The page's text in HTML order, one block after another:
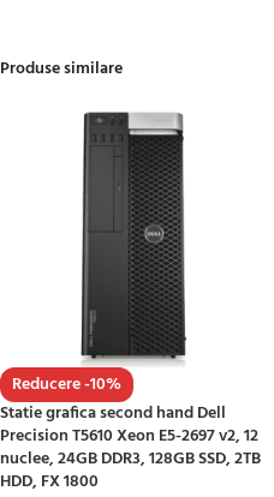
Produse similare
Reducere -10%
Statie grafica second hand Dell
Precision T5610 Xeon E5-2697 v2, 12
nuclee, 24GB DDR3, 128GB SSD, 2TB
HDD, FX 1800